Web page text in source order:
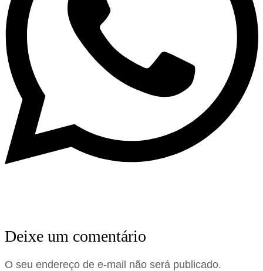
Deixe um comentário
O seu endereço de e-mail não será publicado.